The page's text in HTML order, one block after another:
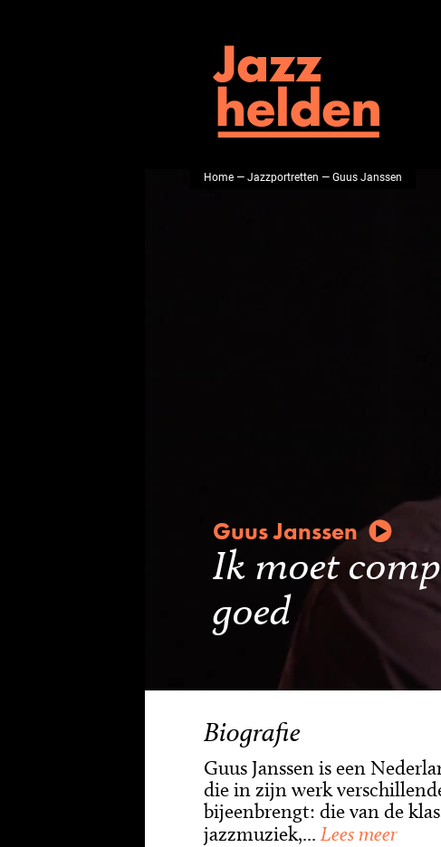
Home—Jazzportretten — Guus Janssen
Guus Janssen
Ik moet
goed
Biografie
Guus Janssen is een
die in zijn werk
bijeenbrengt: die van de
jazzmuziek,... Lees meer